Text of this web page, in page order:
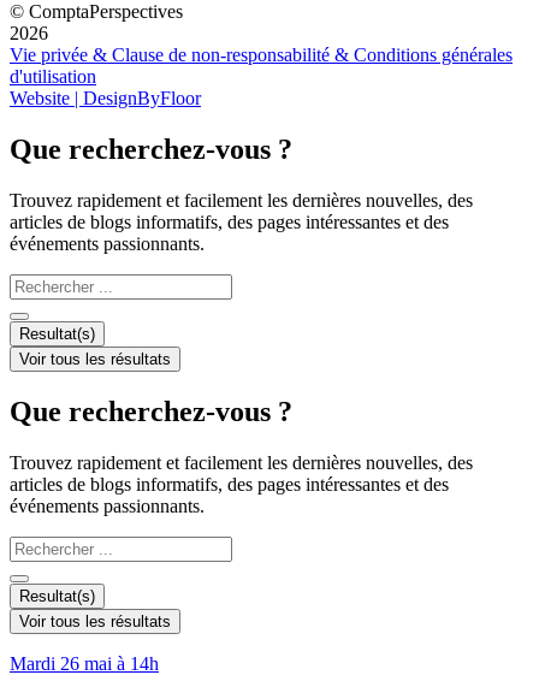
© ComptaPerspectives
2026
Vie privée & Clause de non-responsabilité & Conditions générales
d'utilisation
Website | DesignByFloor
Que recherchez-vous ?
Trouvez rapidement et facilement les dernières nouvelles, des
articles de blogs informatifs, des pages intéressantes et des
événements passionnants.
Search
...
Resultat(s)
Voir tous les résultats
Que recherchez-vous ?
Trouvez rapidement et facilement les dernières nouvelles, des
articles de blogs informatifs, des pages intéressantes et des
événements passionnants.
Search
...
Resultat(s)
Voir tous les résultats
Mardi 26 mai à 14h